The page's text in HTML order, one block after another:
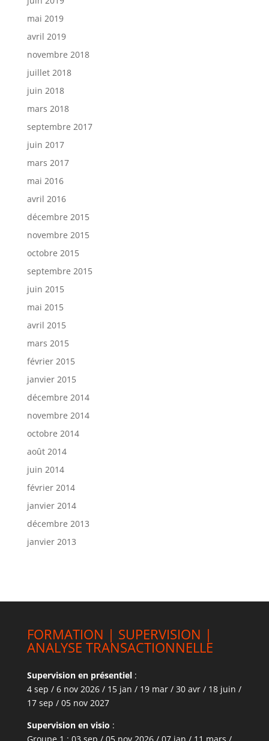
mai 2019
avril 2019
novembre 2018
juillet 2018
juin 2018
mars 2018
septembre 2017
juin 2017
mars 2017
mai 2016
avril 2016
décembre 2015
novembre 2015
octobre 2015
septembre 2015
juin 2015
mai 2015
avril 2015
mars 2015
février 2015
janvier 2015
décembre 2014
novembre 2014
octobre 2014
août 2014
juin 2014
février 2014
janvier 2014
décembre 2013
janvier 2013
FORMATION | SUPERVISION |
ANALYSE TRANSACTIONNELLE
Supervision en présentiel:
4 sep / 6 nov 2026 / 15 jan / 19 mar / 30 avr / 18 juin /
17 sep / 05 nov 2027
Supervision en visio :